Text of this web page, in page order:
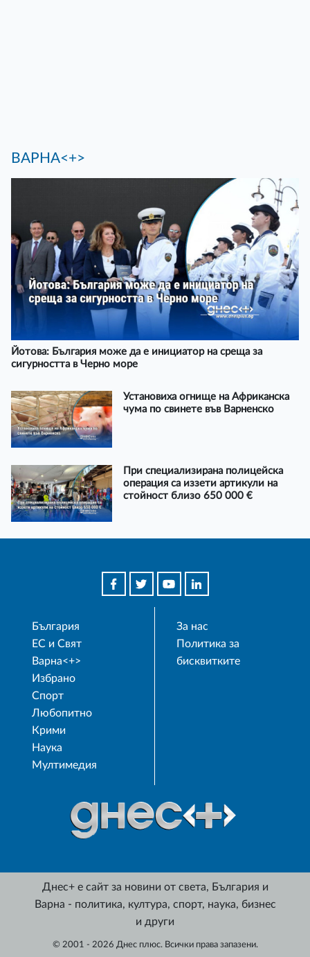
ВАРНА<+>
Йотова: България може да е инициатор на среща за
сигурността в Черно море
Установиха огнище на Африканска
чума по свинете във Варненско
При специализирана полицейска
операция са иззети артикули на
стойност близо 650 000 €
България
ЕС и Свят
Варна<+>
Избрано
Спорт
Любопитно
Крими
Наука
Мултимедия
За нас
Политика за
бисквитките
Днес+ е сайт за новини от света, България и
Варна - политика, култура, спорт, наука, бизнес
и други
© 2001 - 2026 Днес плюс. Всички права запазени.